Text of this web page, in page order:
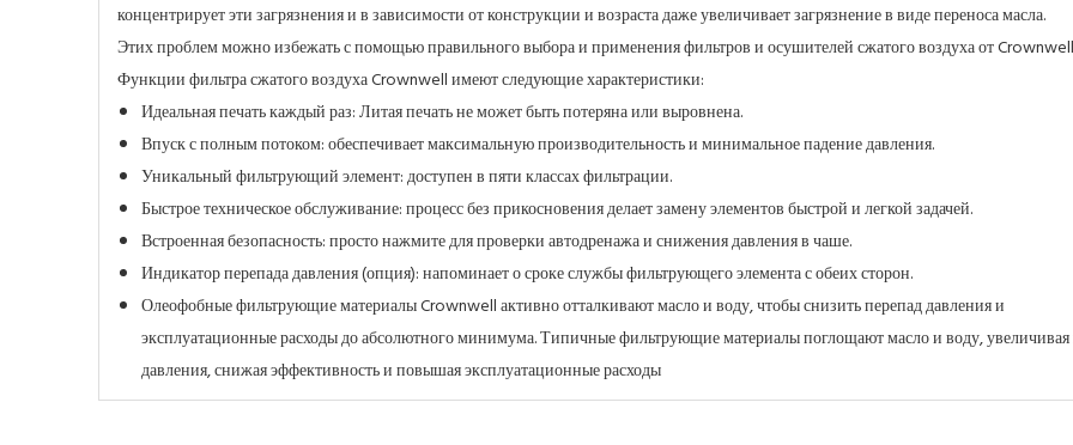
концентрирует эти загрязнения и в зависимости от конструкции и возраста даже увеличивает загрязнение в виде переноса масла.
Этих проблем можно избежать с помощью правильного выбора и применения фильтров и осушителей сжатого воздуха от
Функции фильтра сжатого воздуха Crownwell имеют следующие характеристики:
Идеальная печать каждый раз: Литая печать не может быть потеряна или выровнена.
Впуск с полным потоком: обеспечивает максимальную производительность и минимальное падение давления.
Уникальный фильтрующий элемент: доступен в пяти классах фильтрации.
Быстрое техническое обслуживание: процесс без прикосновения делает замену элементов быстрой и легкой задачей.
Встроенная безопасность: просто нажмите для проверки автодренажа и снижения давления в чаше.
Индикатор перепада давления (опция): напоминает о сроке службы фильтрующего элемента с обеих сторон.
Олеофобные фильтрующие материалы Crownwell активно отталкивают масло и воду, чтобы снизить перепад давления и
эксплуатационные расходы до абсолютного минимума. Типичные фильтрующие материалы поглощают масло и воду, увеличивая
давления, снижая эффективность и повышая эксплуатационные расходы